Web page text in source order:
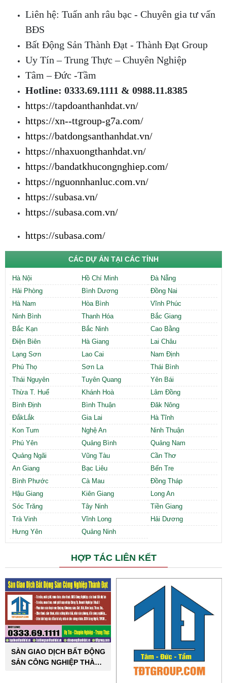
Liên hệ: Tuấn anh râu bạc - Chuyên gia tư vấn
BĐS
Bất Động Sản Thành Đạt - Thành Đạt Group
Uy Tín – Trung Thực – Chuyên Nghiệp
Tâm – Đức -Tầm
Hotline: 0333.69.1111 & 0988.11.8385
https://tapdoanthanhdat.vn/
https://xn--ttgroup-g7a.com/
https://batdongsanthanhdat.vn/
https://nhaxuongthanhdat.vn/
https://bandatkhucongnghiep.com/
https://nguonnhanluc.com.vn/
https://subasa.vn/
https://subasa.com.vn/
https://subasa.com/
CÁC DỰ ÁN TẠI CÁC TỈNH
Hà Nội Hồ Chí Minh
Đà Nẵng
Hải Phòng
Bình Dương
Đồng Nai
Hà Nam
Hòa Bình
Vĩnh Phúc
Ninh Bình
Thanh Hóa
Bắc Giang
Bắc Kạn
Bắc Ninh
Cao Bằng
Điện Biên
Hà Giang
Lai Châu
Lạng Sơn
Lao Cai
Nam Định
Phú Thọ
Sơn La
Thái Bình
Thái Nguyên
Tuyên Quang
Yên Bái
Thừa T. Huế
Khánh Hoà
Lâm Đồng
Bình Định
Bình Thuận
Đăk Nông
ĐắkLắk
Gia Lai
Hà Tĩnh
Kon Tum
Nghệ An
Ninh Thuận
Phú Yên
Quảng Bình
Quảng Nam
Quảng Ngãi
Vũng Tàu
Cần Thơ
An Giang
Bạc Liêu
Bến Tre
Bình Phước
Cà Mau
Đồng Tháp
Hậu Giang
Kiên Giang
Long An
Sóc Trăng
Tây Ninh
Tiền Giang
Trà Vinh
Vĩnh Long
Hải Dương
Hưng Yên
Quảng Ninh
HỢP TÁC LIÊN KẾT
SÀN GIAO DỊCH BẤT ĐỘNG
SẢN CÔNG NGHIỆP THÀNH